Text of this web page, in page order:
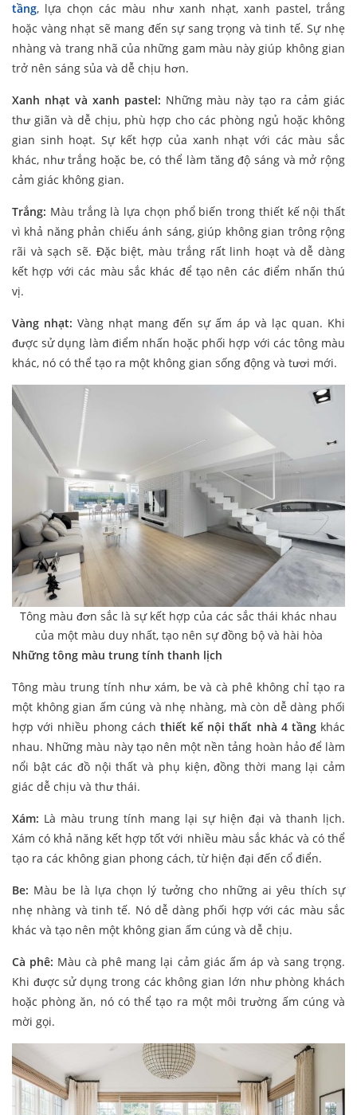
tầng, lựa chọn các màu như xanh nhạt, xanh pastel, trắng
hoặc vàng nhạt sẽ mang đến sự sang trọng và tinh tế. Sự nhẹ
nhàng và trang nhã của những gam màu này giúp không gian
trở nên sáng sủa và dễ chịu hơn.
Xanh nhạt và xanh pastel: Những màu này tạo ra cảm giác
thư giãn và dễ chịu, phù hợp cho các phòng ngủ hoặc không
gian sinh hoạt. Sự kết hợp của xanh nhạt với các màu sắc
khác, như trắng hoặc be, có thể làm tăng độ sáng và mở rộng
cảm giác không gian.
Trắng: Màu trắng là lựa chọn phổ biến trong thiết kế nội thất
vì khả năng phản chiếu ánh sáng, giúp không gian trông rộng
rãi và sạch sẽ. Đặc biệt, màu trắng rất linh hoạt và dễ dàng
kết hợp với các màu sắc khác để tạo nên các điểm nhấn thú
vị.
Vàng nhạt: Vàng nhạt mang đến sự ấm áp và lạc quan. Khi
được sử dụng làm điểm nhấn hoặc phối hợp với các tông màu
khác, nó có thể tạo ra một không gian sống động và tươi mới.
Tông màu đơn sắc là sự kết hợp của các sắc thái khác nhau
của một màu duy nhất, tạo nên sự đồng bộ và hài hòa
Những tông màu trung tính thanh lịch
Tông màu trung tính như xám, be và cà phê không chỉ tạo ra
một không gian ấm cúng và nhẹ nhàng, mà còn dễ dàng phối
hợp với nhiều phong cách thiết kế nội thất nhà 4 tầngkhác
nhau. Những màu này tạo nên một nền tảng hoàn hảo để làm
nổi bật các đồ nội thất và phụ kiện, đồng thời mang lại cảm
giác dễ chịu và thư thái.
Xám: Là màu trung tính mang lại sự hiện đại và thanh lịch.
Xám có khả năng kết hợp tốt với nhiều màu sắc khác và có thể
tạo ra các không gian phong cách, từ hiện đại đến cổ điển.
Be: Màu be là lựa chọn lý tưởng cho những ai yêu thích sự
nhẹ nhàng và tinh tế. Nó dễ dàng phối hợp với các màu sắc
khác và tạo nên một không gian ấm cúng và dễ chịu.
Cà phê: Màu cà phê mang lại cảm giác ấm áp và sang trọng.
Khi được sử dụng trong các không gian lớn như phòng khách
hoặc phòng ăn, nó có thể tạo ra một môi trường ấm cúng và
mời gọi.